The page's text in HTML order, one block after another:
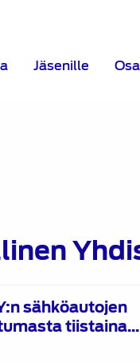
Jäsenille
sähköautojen
tiistaina...